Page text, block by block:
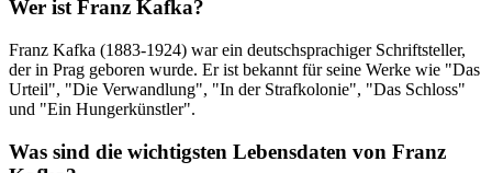
Wer ist Franz Kafka?
Franz Kafka (1883-1924) war ein deutschsprachiger Schriftsteller,
der in Prag geboren wurde. Er ist bekannt für seine Werke wie "Das
Urteil", "Die Verwandlung", "In der Strafkolonie", "Das Schloss"
und "Ein Hungerkünstler".
Was sind die wichtigsten Lebensdaten von Franz